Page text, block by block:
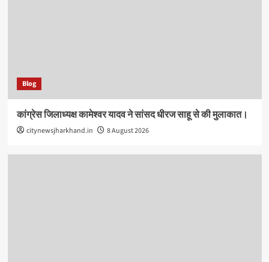
Blog
कांग्रेस जिलाध्यक्ष कामेश्वर यादव ने सांसद धीरज साहू से की मुलाकात।
citynewsjharkhand.in 8 August 2026